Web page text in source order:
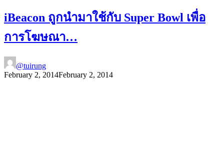
iBeacon ถูกนำมาใช้กับ Super Bowl เพื่อ
การโฆษณา…
@tuirung
February 2, 2014February 2, 2014